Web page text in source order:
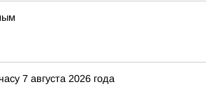
7 августа 2026 года